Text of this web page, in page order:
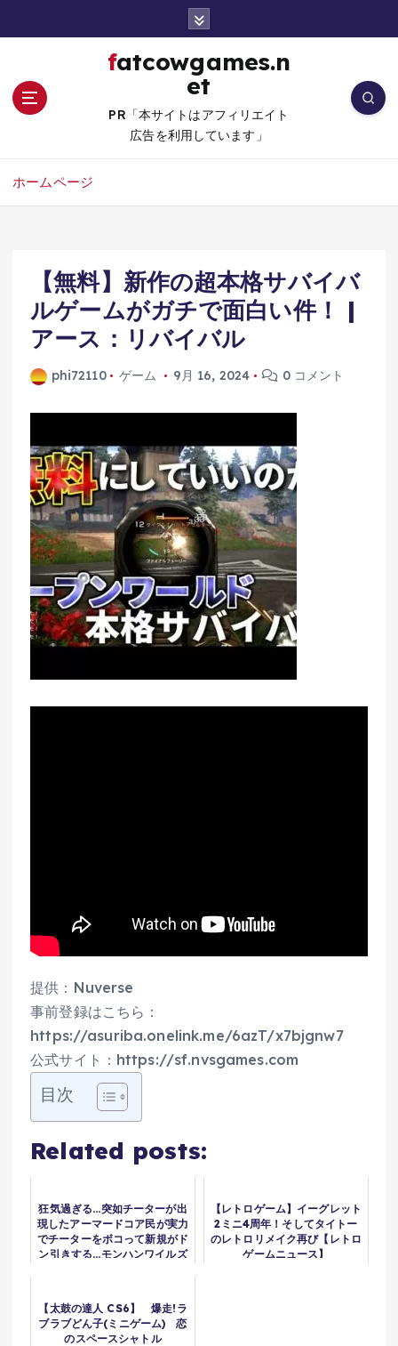
fatcowgames.n
et
PR「本サイトはアフィリエイト
広告を利用しています」
ホームページ
【無料】新作の超本格サバイバ
ルゲームがガチで面白い件！ |
アース：リバイバル
phi72110 ゲーム 9月 16, 2024 0 コメント
提供：Nuverse
事前登録はこちら：
https://asuriba.onelink.me/6azT/x7bjgnw7
公式サイト：https://sf.nvsgames.com
目次
Related posts:
狂気過ぎる...突如チーターが出
現したアーマードコア民が実力
でチーターをボコって新規がド
ン引きする...モンハンワイルズ
【レトロゲーム】イーグレット
2ミニ4周年！そしてタイトー
のレトロリメイク再び【レトロ
ゲームニュース】
【太鼓の達人 CS6】 爆走!ラ
ブラブどん子(ミニゲーム) 恋
のスペースシャトル